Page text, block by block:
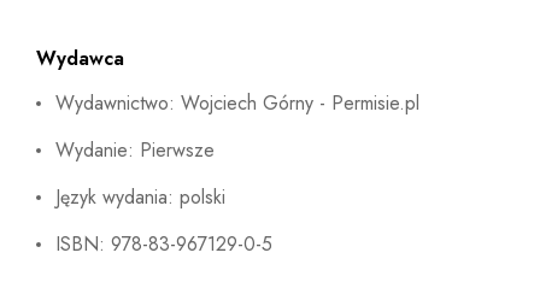
Wydawca
Wydawnictwo: Wojciech Górny - Permisie.pl
Wydanie: Pierwsze
Język wydania: polski
ISBN: 978-83-967129-0-5